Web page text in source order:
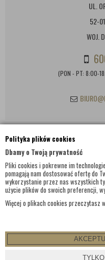
Polityka plików cookies
Dbamy o Twoją prywatność
Pliki cookies i pokrewne im
pomagają nam dostosować ofertę do
wykorzystanie przez nas wszystkich
użycie plików do swoich preferencji,
Więcej o plikach cookies przeczytasz
UL.
52-
WOJ.
(PON - PT: 8:00-
INFORMACJE KONTAKTOWE
© WSZELKIE PRAWA